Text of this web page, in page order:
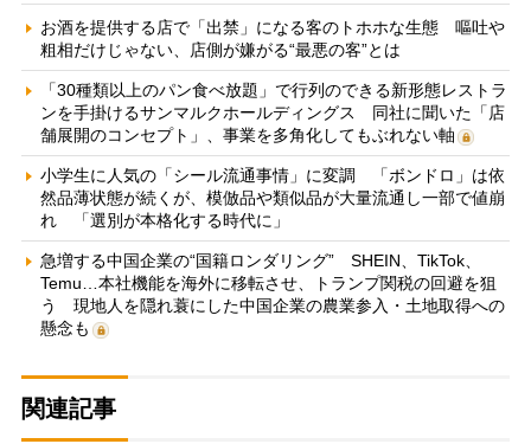
お酒を提供する店で「出禁」になる客のトホホな生態 嘔吐や
粗相だけじゃない、店側が嫌がる“最悪の客”とは
「30種類以上のパン食べ放題」で行列のできる新形態レストラ
ンを手掛けるサンマルクホールディングス 同社に聞いた「店
舗展開のコンセプト」、事業を多角化してもぶれない軸
小学生に人気の「シール流通事情」に変調 「ボンドロ」は依
然品薄状態が続くが、模倣品や類似品が大量流通し一部で値崩
れ 「選別が本格化する時代に」
急増する中国企業の“国籍ロンダリング” SHEIN、TikTok、
Temu…本社機能を海外に移転させ、トランプ関税の回避を狙
う 現地人を隠れ蓑にした中国企業の農業参入・土地取得への
懸念も
関連記事